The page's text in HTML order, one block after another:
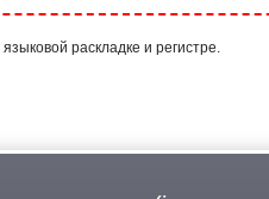
раскладке и регистре.